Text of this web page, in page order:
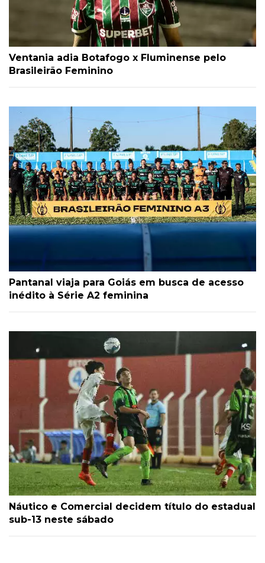
Ventania adia Botafogo x Fluminense pelo
Brasileirão Feminino
Pantanal viaja para Goiás em busca de acesso
inédito à Série A2 feminina
Náutico e Comercial decidem título do estadual
sub-13 neste sábado